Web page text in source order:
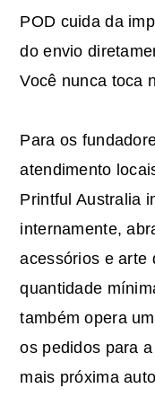
POD cuida da
do envio
Você nunca toca
Para os
atendimento
Printful Australia
internamente,
acessórios e arte
quantidade
também opera
os pedidos para
mais próxima